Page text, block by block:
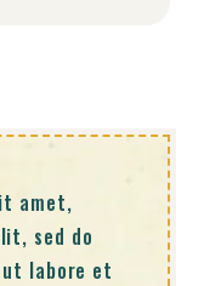
amet,
sed do
labore et